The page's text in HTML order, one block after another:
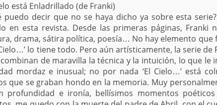
está Enladrillado (de Franki)
puedo decir que no se haya dicho ya sobre esta
en esta revista. Desde las primeras páginas, Franki
drama, sátira política, poesía… No hay elemento
lo tiene todo. Pero aún artísticamente, la serie
de maravilla la técnica y la intuición, lo que le
mordaz e inusual; no por nada ‘El Cielo…’ está
que se graban hondo en la memoria. Muy
profundidad e ironía, bellísimos momentos